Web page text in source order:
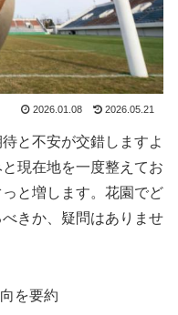
2026.01.08 2026.05.21
と不安が交錯しますよ
現在地を一度整えてお
と増します。花園でど
きか、疑問はありませ
を要約